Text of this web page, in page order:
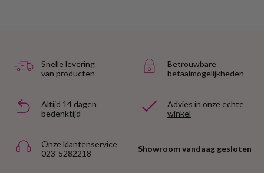
Snelle levering
van producten
Betrouwbare
betaalmogelijkheden
Altijd 14 dagen
bedenktijd
Advies in onze echte
winkel
Onze klantenservice
023-5282218
Showroom vandaag gesloten